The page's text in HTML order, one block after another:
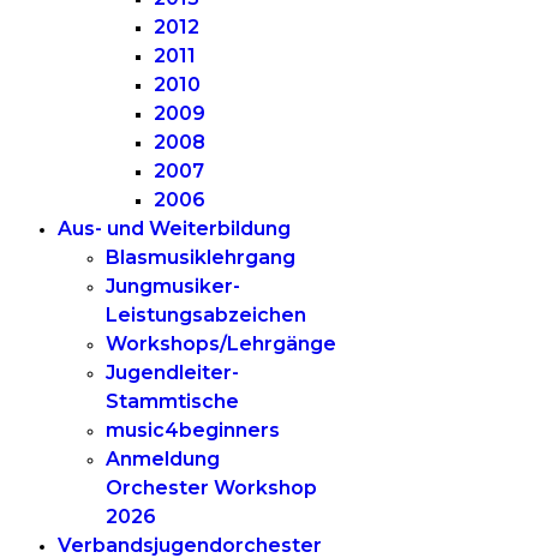
2012
2011
2010
2009
2008
2007
2006
Aus- und Weiterbildung
Blasmusiklehrgang
Jungmusiker-
Leistungsabzeichen
Workshops/Lehrgänge
Jugendleiter-
Stammtische
music4beginners
Anmeldung
Orchester Workshop
2026
Verbandsjugendorchester